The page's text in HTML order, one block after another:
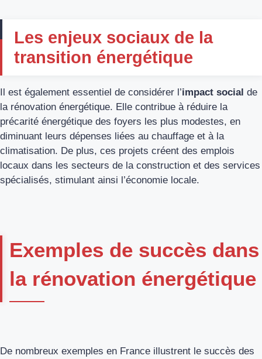
Les enjeux sociaux de la
transition énergétique
Il est également essentiel de considérer l’impact social de
la rénovation énergétique. Elle contribue à réduire la
précarité énergétique des foyers les plus modestes, en
diminuant leurs dépenses liées au chauffage et à la
climatisation. De plus, ces projets créent des emplois
locaux dans les secteurs de la construction et des services
spécialisés, stimulant ainsi l’économie locale.
Exemples de succès dans
la rénovation énergétique
De nombreux exemples en France illustrent le succès des